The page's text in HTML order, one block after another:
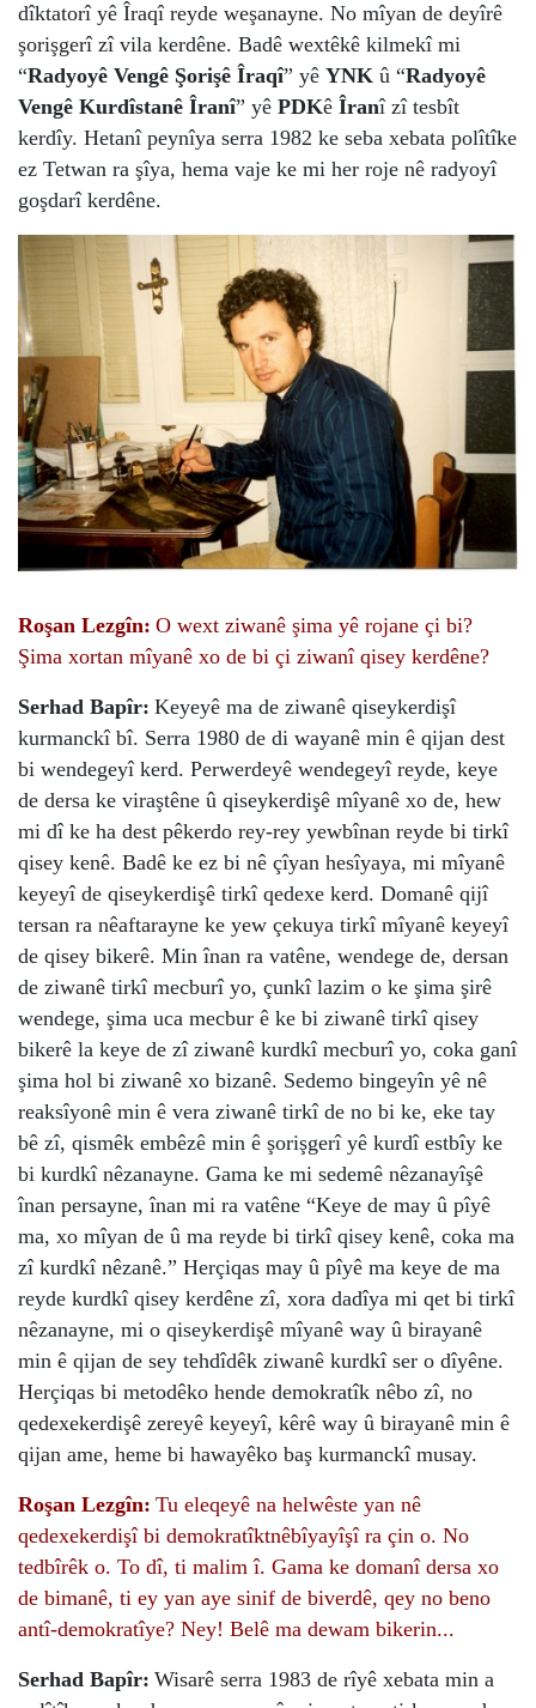
dîktatorî yê Îraqî reyde weşanayne. No mîyan de deyîrê
şorişgerî zî vila kerdêne. Badê wextêkê kilmekî mi
“Radyoyê Vengê Şorişê Îraqî” yê YNK û “Radyoyê
Vengê Kurdîstanê Îranî” yê PDKê Îranî zî tesbît
kerdîy. Hetanî peynîya serra 1982 ke seba xebata polîtîke
ez Tetwan ra şîya, hema vaje ke mi her roje nê radyoyî
goşdarî kerdêne.
Roşan Lezgîn: O wext ziwanê şima yê rojane çi bi?
Şima xortan mîyanê xo de bi çi ziwanî qisey kerdêne?
Serhad Bapîr: Keyeyê ma de ziwanê qiseykerdişî
kurmanckî bî. Serra 1980 de di wayanê min ê qijan dest
bi wendegeyî kerd. Perwerdeyê wendegeyî reyde, keye
de dersa ke viraştêne û qiseykerdişê mîyanê xo de, hew
mi dî ke ha dest pêkerdo rey-rey yewbînan reyde bi tirkî
qisey kenê. Badê ke ez bi nê çîyan hesîyaya, mi mîyanê
keyeyî de qiseykerdişê tirkî qedexe kerd. Domanê qijî
tersan ra nêaftarayne ke yew çekuya tirkî mîyanê keyeyî
de qisey bikerê. Min înan ra vatêne, wendege de, dersan
de ziwanê tirkî mecburî yo, çunkî lazim o ke şima şirê
wendege, şima uca mecbur ê ke bi ziwanê tirkî qisey
bikerê la keye de zî ziwanê kurdkî mecburî yo, coka ganî
şima hol bi ziwanê xo bizanê. Sedemo bingeyîn yê nê
reaksîyonê min ê vera ziwanê tirkî de no bi ke, eke tay
bê zî, qismêk embêzê min ê şorişgerî yê kurdî estbîy ke
bi kurdkî nêzanayne. Gama ke mi sedemê nêzanayîşê
înan persayne, înan mi ra vatêne “Keye de may û pîyê
ma, xo mîyan de û ma reyde bi tirkî qisey kenê, coka ma
zî kurdkî nêzanê.” Herçiqas may û pîyê ma keye de ma
reyde kurdkî qisey kerdêne zî, xora dadîya mi qet bi tirkî
nêzanayne, mi o qiseykerdişê mîyanê way û birayanê
min ê qijan de sey tehdîdêk ziwanê kurdkî ser o dîyêne.
Herçiqas bi metodêko hende demokratîk nêbo zî, no
qedexekerdişê zereyê keyeyî, kêrê way û birayanê min ê
qijan ame, heme bi hawayêko baş kurmanckî musay.
Roşan Lezgîn: Tu eleqeyê na helwêste yan nê
qedexekerdişî bi demokratîktnêbîyayîşî ra çin o. No
tedbîrêk o. To dî, ti malim î. Gama ke domanî dersa xo
de bimanê, ti ey yan aye sinif de biverdê, qey no beno
antî-demokratîye? Ney! Belê ma dewam bikerin...
Serhad Bapîr: Wisarê serra 1983 de rîyê xebata min a